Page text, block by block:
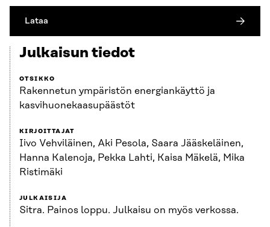
Lataa
Julkaisun tiedot
OTSIKKO
Rakennetun ympäristön energiankäyttö ja
kasvihuonekaasupäästöt
KIRJOITTAJAT
Iivo Vehviläinen, Aki Pesola, Saara Jääskeläinen,
Hanna Kalenoja, Pekka Lahti, Kaisa Mäkelä, Mika
Ristimäki
JULKAISIJA
Sitra. Painos loppu. Julkaisu on myös verkossa.